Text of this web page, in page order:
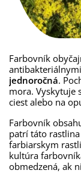
Farbovník
antibakteriálnymi
jednoročná.
mora. Vyskytuje
ciest alebo na
Farbovník
patrí táto rastlina
farbiarskym
kultúra
obmedzená, ak